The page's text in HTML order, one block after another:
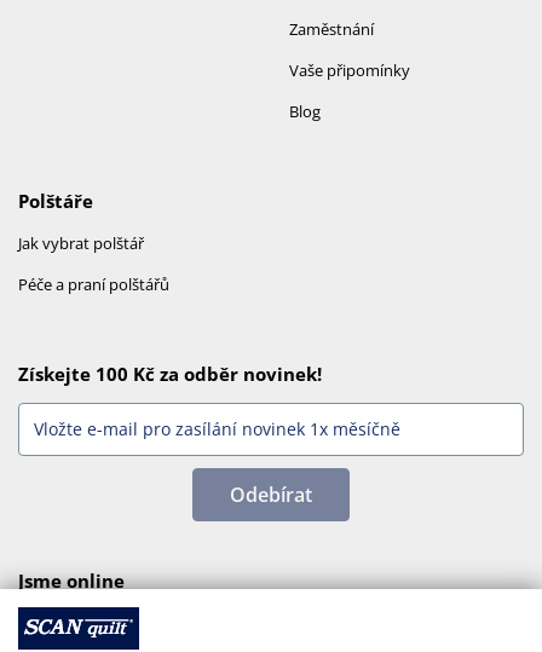
Zaměstnání
Vaše připomínky
Blog
Polštáře
Jak vybrat polštář
Péče a praní polštářů
Získejte 100 Kč za odběr novinek!
Odebírat
Jsme online